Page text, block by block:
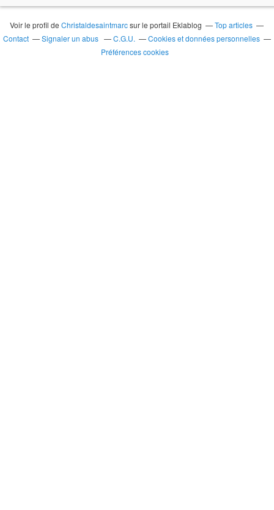
Voir le profil deChristaldesaintmarcsur le portail Eklablog
Top articles
Contact
Signaler un abus C.G.U.
Cookies et données personnelles
Préférences cookies